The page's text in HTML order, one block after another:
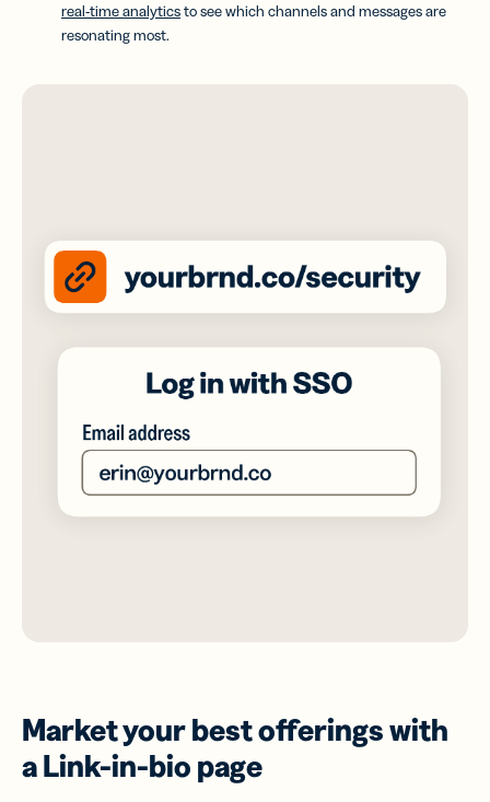
real-time analyticsto see which channels and messages are
resonating most.
Market your best offerings with
a Link-in-bio page